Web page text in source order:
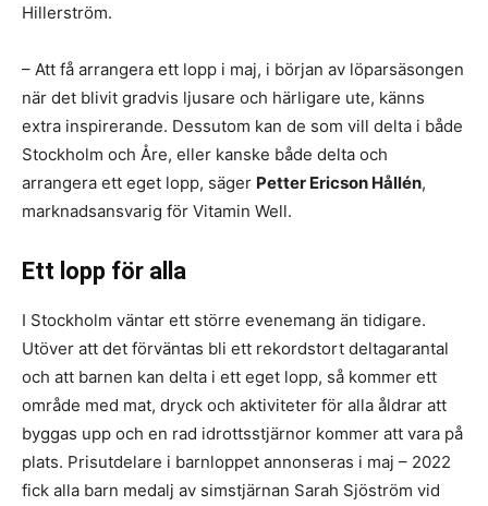
Hillerström.
– Att få arrangera ett lopp i maj, i början av löparsäsongen
när det blivit gradvis ljusare och härligare ute, känns
extra inspirerande. Dessutom kan de som vill delta i både
Stockholm och Åre, eller kanske både delta och
arrangera ett eget lopp, säger Petter Ericson Hållén,
marknadsansvarig för Vitamin Well.
Ett lopp för alla
I Stockholm väntar ett större evenemang än tidigare.
Utöver att det förväntas bli ett rekordstort deltagarantal
och att barnen kan delta i ett eget lopp, så kommer ett
område med mat, dryck och aktiviteter för alla åldrar att
byggas upp och en rad idrottsstjärnor kommer att vara på
plats. Prisutdelare i barnloppet annonseras i maj – 2022
fick alla barn medalj av simstjärnan Sarah Sjöström vid